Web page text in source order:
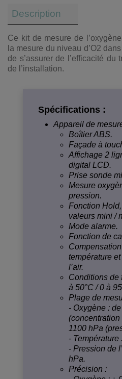
Description
Ce kit de mesure de
la mesure du niveau d’O2
de s’assurer de l’efficacité du
de l’installation.
Spécifications :
Appareil de
Boîtier ABS.
Façade à
Affichage 2
digital LCD.
Prise sonde
Mesure
pression.
Fonction
valeurs mini /
Mode alarme.
Fonction de
température
l’air.
Conditions de
à 50°C / 0 à
Plage de
- Oxygène :
(concentration
1100 hPa
- Température
- Pression de
hPa.
Précision :